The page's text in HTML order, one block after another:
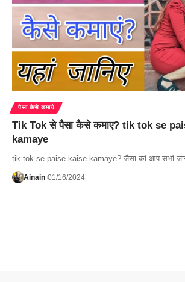
पैसा कैसे कमाये
Tik Tok से पैसा कैसे कमाए? tik tok se
kamaye
tik tok se paise kaise kamaye? जैसा की आप सभी
Ainain 01/16/2024